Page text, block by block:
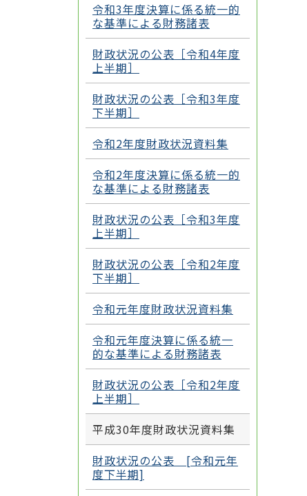
令和3年度決算に係る統一的
な基準による財務諸表
財政状況の公表［令和4年度
上半期］
財政状況の公表［令和3年度
下半期］
令和2年度財政状況資料集
令和2年度決算に係る統一的
な基準による財務諸表
財政状況の公表［令和3年度
上半期］
財政状況の公表［令和2年度
下半期］
令和元年度財政状況資料集
令和元年度決算に係る統一
的な基準による財務諸表
財政状況の公表［令和2年度
上半期］
平成30年度財政状況資料集
財政状況の公表 [令和元年
度下半期]